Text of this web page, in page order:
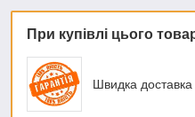
При купівлі цього
Швидка доставка